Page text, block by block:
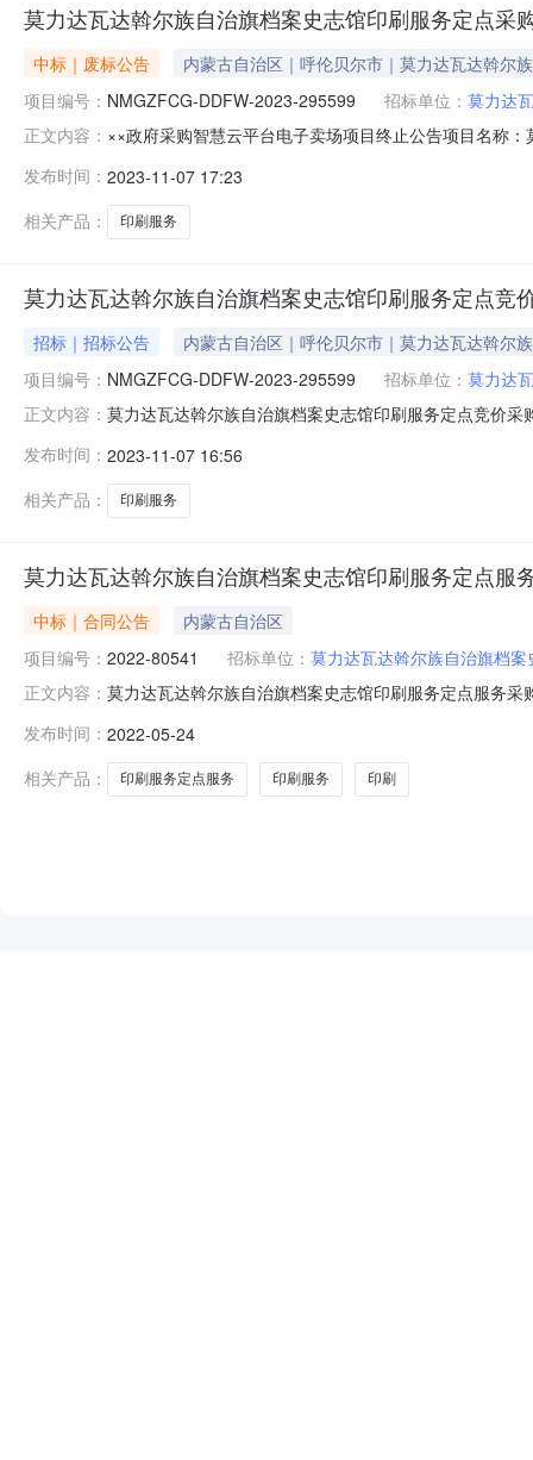
莫力达瓦达斡尔族自治旗档案史志馆印刷服务定点采
中标｜废标公告
内蒙古自治区｜呼伦贝尔市｜莫力达瓦达斡尔
项目编号： NMGZFCG-DDFW-2023-295599 招标单位： 莫力达
正文内容： ××政府采购智慧云平台电子卖场项目终止公告项目名称
发布时间： 2023-11-07 17:23
相关产品：
印刷服务
莫力达瓦达斡尔族自治旗档案史志馆印刷服务定点竞
招标｜招标公告
内蒙古自治区｜呼伦贝尔市｜莫力达瓦达斡尔
项目编号： NMGZFCG-DDFW-2023-295599 招标单位： 莫力达
正文内容： 莫力达瓦达斡尔族自治旗档案史志馆印刷服务定点竞价
目名称：莫力达瓦达斡尔族自治旗档案史志馆印刷服务
2023-11
发布时间： 2023-11-07 16:56
相关产品：
印刷服务
莫力达瓦达斡尔族自治旗档案史志馆印刷服务定点服
中标｜合同公告
内蒙古自治区
项目编号： 2022-80541 招标单位： 莫力达瓦达斡尔族自治旗档案
正文内容： 莫力达瓦达斡尔族自治旗档案史志馆印刷服务定点服务
案史志馆地址：无联系方式：13354703399供应商（乙
发布时间： 2022-05-24
相关产品：
印刷服务定点服务 印刷服务 印刷